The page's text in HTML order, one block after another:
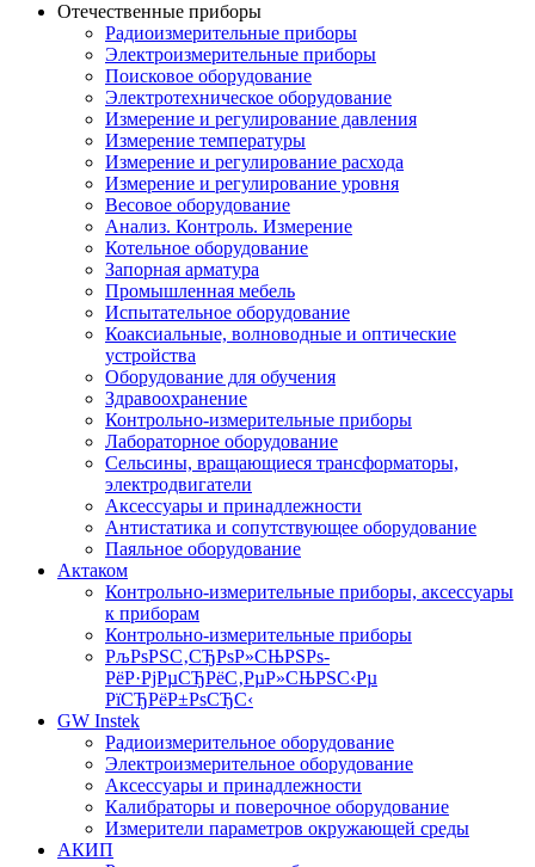
Отечественные приборы
Радиоизмерительные приборы
Электроизмерительные приборы
Поисковое оборудование
Электротехническое оборудование
Измерение и регулирование давления
Измерение температуры
Измерение и регулирование расхода
Измерение и регулирование уровня
Весовое оборудование
Анализ. Контроль. Измерение
Котельное оборудование
Запорная арматура
Промышленная мебель
Испытательное оборудование
Коаксиальные, волноводные и оптические
устройства
Оборудование для обучения
Здравоохранение
Контрольно-измерительные приборы
Лабораторное оборудование
Сельсины, вращающиеся трансформаторы,
электродвигатели
Аксессуары и принадлежности
Антистатика и сопутствующее оборудование
Паяльное оборудование
Актаком
Контрольно-измерительные приборы, аксессуары
к приборам
Контрольно-измерительные приборы
РљРѕРЅС‚СЂРѕР»СЊРЅРѕ-
РёР·РјРµСЂРёС‚РµР»СЊРЅС‹Рµ
РїСЂРёР±РѕСЂС‹
GW Instek
Радиоизмерительное оборудование
Электроизмерительное оборудование
Аксессуары и принадлежности
Калибраторы и поверочное оборудование
Измерители параметров окружающей среды
АКИП